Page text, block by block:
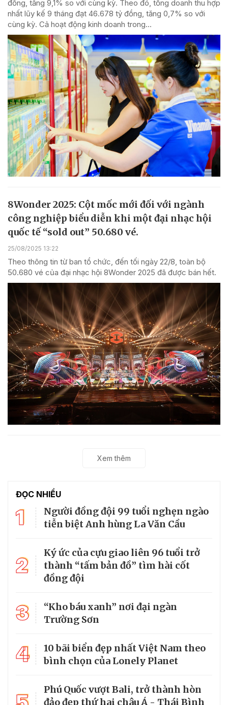
đồng, tăng 9,1% so với cùng kỳ. Theo đó, tổng doanh thu hợp
nhất lũy kế 9 tháng đạt 46.678 tỷ đồng, tăng 0,7% so với
cùng kỳ. Cả hoạt động kinh doanh trong...
8Wonder 2025: Cột mốc mới đối với ngành
công nghiệp biểu diễn khi một đại nhạc hội
quốc tế “sold out” 50.680 vé.
25/08/2025 13:22
Theo thông tin từ ban tổ chức, đến tối ngày 22/8, toàn bộ
50.680 vé của đại nhạc hội 8Wonder 2025 đã được bán hết.
Xem thêm
ĐỌC NHIỀU
1
Người đồng đội 99 tuổi nghẹn ngào
tiễn biệt Anh hùng La Văn Cầu
2
Ký ức của cựu giao liên 96 tuổi trở
thành “tấm bản đồ” tìm hài cốt
đồng đội
3
“Kho báu xanh” nơi đại ngàn
Trường Sơn
4
10 bãi biển đẹp nhất Việt Nam theo
bình chọn của Lonely Planet
Phú Quốc vượt Bali, trở thành hòn
đảo đẹp thứ hai châu Á - Thái Bình